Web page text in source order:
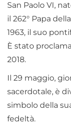
San Paolo VI,
il 262° Papa
1963, il suo
È stato
2018.
Il 29 maggio,
sacerdotale, è
simbolo della
fedeltà.